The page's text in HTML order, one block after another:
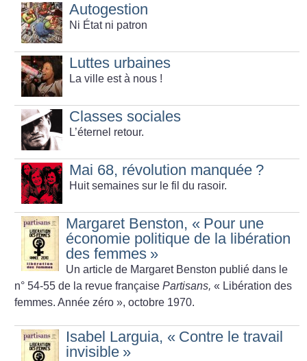
Autogestion
Ni État ni patron
Luttes urbaines
La ville est à nous !
Classes sociales
L’éternel retour.
Mai 68, révolution manquée ?
Huit semaines sur le fil du rasoir.
Margaret Benston, « Pour une
économie politique de la libération
des femmes »
Un article de Margaret Benston publié dans le
n° 54-55 de la revue françaisePartisans, « Libération des
femmes. Année zéro », octobre 1970.
Isabel Larguia, « Contre le travail
invisible »